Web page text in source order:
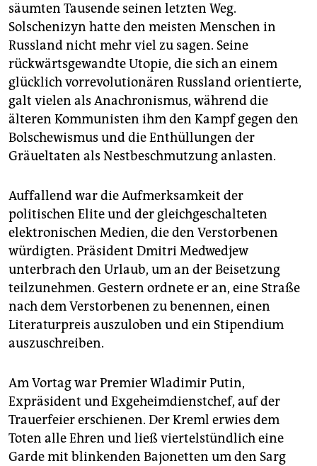
säumten Tausende seinen letzten Weg.
Solschenizyn hatte den meisten Menschen in
Russland nicht mehr viel zu sagen. Seine
rückwärtsgewandte Utopie, die sich an einem
glücklich vorrevolutionären Russland orientierte,
galt vielen als Anachronismus, während die
älteren Kommunisten ihm den Kampf gegen den
Bolschewismus und die Enthüllungen der
Gräueltaten als Nestbeschmutzung anlasten.
Auffallend war die Aufmerksamkeit der
politischen Elite und der gleichgeschalteten
elektronischen Medien, die den Verstorbenen
würdigten. Präsident Dmitri Medwedjew
unterbrach den Urlaub, um an der Beisetzung
teilzunehmen. Gestern ordnete er an, eine Straße
nach dem Verstorbenen zu benennen, einen
Literaturpreis auszuloben und ein Stipendium
auszuschreiben.
Am Vortag war Premier Wladimir Putin,
Expräsident und Exgeheimdienstchef, auf der
Trauerfeier erschienen. Der Kreml erwies dem
Toten alle Ehren und ließ viertelstündlich eine
Garde mit blinkenden Bajonetten um den Sarg